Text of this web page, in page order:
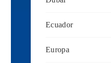
Ecuador
Europa